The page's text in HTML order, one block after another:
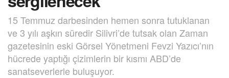
15 Temmuz darbesinden hemen sonra tutuklanan
ve 3 yılı aşkın süredir Silivri’de tutsak olan Zaman
gazetesinin eski Görsel Yönetmeni Fevzi Yazıcı’nın
hücrede yaptığı çizimlerin bir kısmı ABD’de
sanatseverlerle buluşuyor.